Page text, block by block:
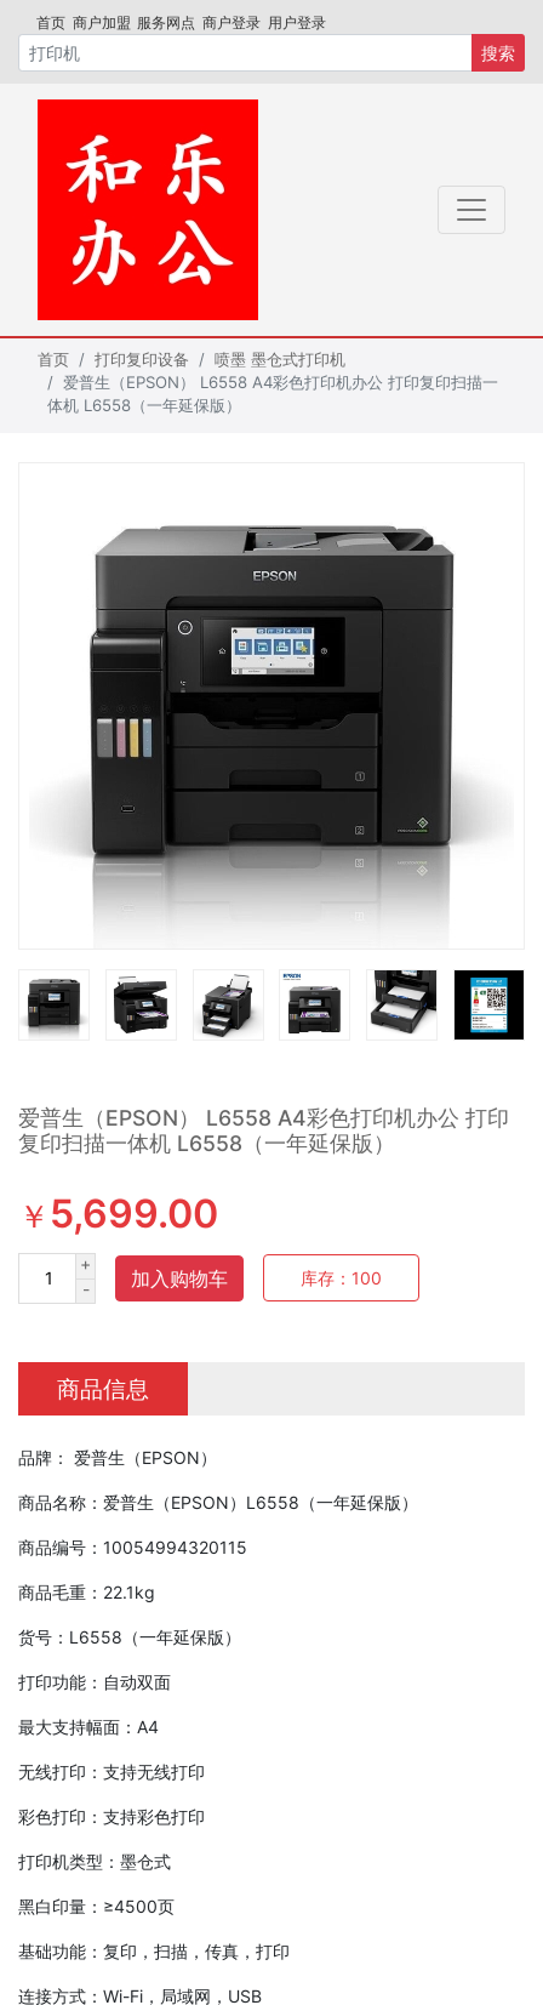
首页 商户加盟 服务网点 商户登录 用户登录
搜索
首页 打印复印设备
喷墨 墨仓式打印机
爱普生（EPSON） L6558 A4彩色打印机办公 打印复印扫描一
体机 L6558（一年延保版）
爱普生（EPSON） L6558 A4彩色打印机办公 打印
复印扫描一体机 L6558（一年延保版）
￥ 5,699.00
+
-
加入购物车 库存： 100
商品信息
品牌： 爱普生（EPSON）
商品名称：爱普生（EPSON）L6558（一年延保版）
商品编号：10054994320115
商品毛重：22.1kg
货号：L6558（一年延保版）
打印功能：自动双面
最大支持幅面：A4
无线打印：支持无线打印
彩色打印：支持彩色打印
打印机类型：墨仓式
黑白印量：≥4500页
基础功能：复印，扫描，传真，打印
连接方式：Wi-Fi，局域网，USB